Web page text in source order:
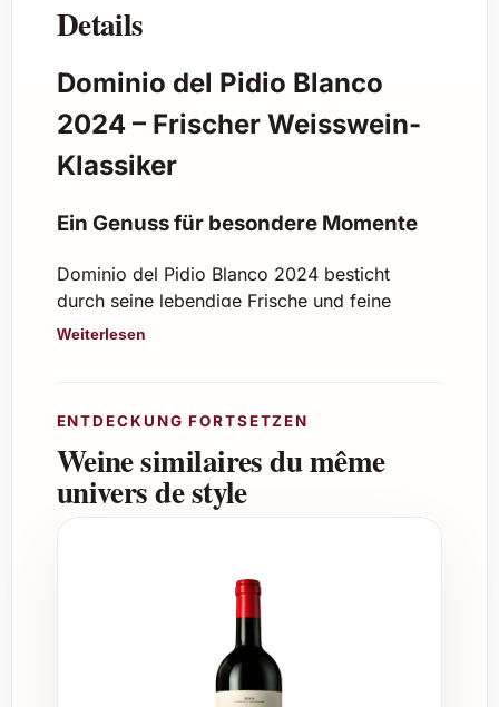
Details
Dominio del Pidio Blanco
2024 – Frischer Weisswein-
Klassiker
Ein Genuss für besondere Momente
Dominio del Pidio Blanco 2024 besticht
durch seine lebendige Frische und feine
Fruchtigkeit, die Liebhaber weisser Weine
Abgang. Ein Weisswein, der vielseitig und
unkompliziert ist, ideal für zahlreiche
Gelegenheiten.
Typisch regional, sorgfältig
2024
Alkoholgehalt:12,5 % Vol.
Geschmacksprofil:Frisch, fruchtig,
Weiterlesen
ENTDECKUNG FORTSETZEN
Weine similaires du même
univers de style